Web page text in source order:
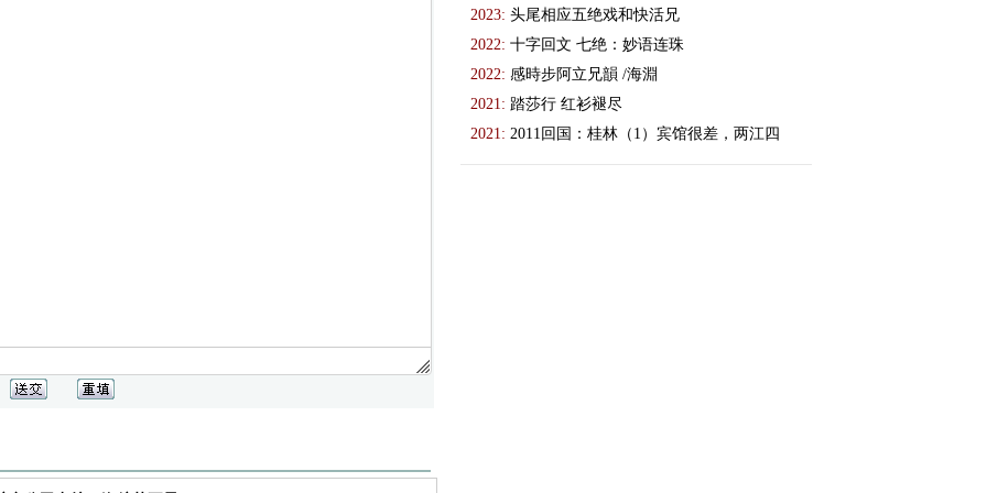
2023: 头尾相应五绝戏和快活兄
2022: 十字回文 七绝：妙语连珠
2022: 感時步阿立兄韻 /海淵
2021: 踏莎行 红衫褪尽
2021: 2011回国：桂林（1）宾馆很差，两江四